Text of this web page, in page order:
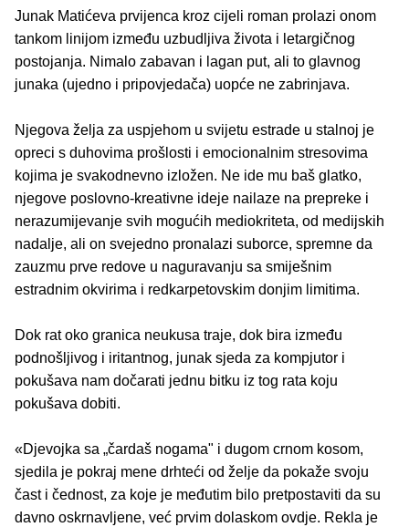
Junak Matićeva prvijenca kroz cijeli roman prolazi onom
tankom linijom između uzbudljiva života i letargičnog
postojanja. Nimalo zabavan i lagan put, ali to glavnog
junaka (ujedno i pripovjedača) uopće ne zabrinjava.
Njegova želja za uspjehom u svijetu estrade u stalnoj je
opreci s duhovima prošlosti i emocionalnim stresovima
kojima je svakodnevno izložen. Ne ide mu baš glatko,
njegove poslovno-kreativne ideje nailaze na prepreke i
nerazumijevanje svih mogućih mediokriteta, od medijskih
nadalje, ali on svejedno pronalazi suborce, spremne da
zauzmu prve redove u naguravanju sa smiješnim
estradnim okvirima i redkarpetovskim donjim limitima.
Dok rat oko granica neukusa traje, dok bira između
podnošljivog i iritantnog, junak sjeda za kompjutor i
pokušava nam dočarati jednu bitku iz tog rata koju
pokušava dobiti.
«Djevojka sa „čardaš nogama" i dugom crnom kosom,
sjedila je pokraj mene drhteći od želje da pokaže svoju
čast i čednost, za koje je međutim bilo pretpostaviti da su
davno oskrnavljene, već prvim dolaskom ovdje. Rekla je